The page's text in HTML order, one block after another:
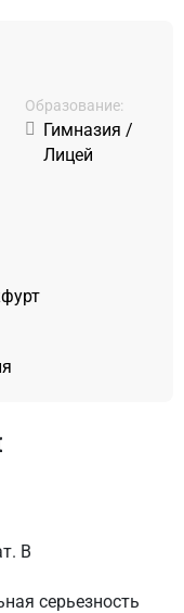
Образование:
Гимназия /
Лицей
B
серьезность